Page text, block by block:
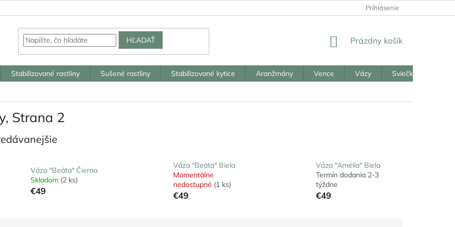
Prihlásenie
HĽADAŤ
NÁKUPNÝ
Prázdny košík
Stabilizované rastliny Sušené rastliny Stabilizované kytice Aranžmány Vence Vázy Sviečky
, Strana 2
Váza "Beáta" Čierna
Skladom (2 ks)
€49
Váza "Beáta" Biela
Momentálne
nedostupné (1 ks)
€49
Váza "Amélia" Biela
Termín dodania 2-3
týždne
€49